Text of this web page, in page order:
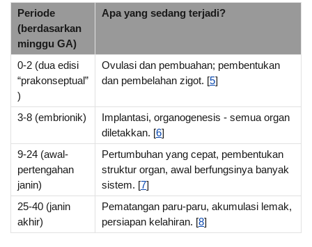
Periode
(berdasarkan
minggu GA)
Apa yang sedang terjadi?
0-2 (dua edisi
“prakonseptual”
)
Ovulasi dan pembuahan; pembentukan
dan pembelahan zigot. [5]
3-8 (embrionik)
Implantasi, organogenesis - semua organ
diletakkan. [6]
9-24 (awal-
pertengahan
janin)
Pertumbuhan yang cepat, pembentukan
struktur organ, awal berfungsinya banyak
sistem. [7]
25-40 (janin
akhir)
Pematangan paru-paru, akumulasi lemak,
persiapan kelahiran. [8]